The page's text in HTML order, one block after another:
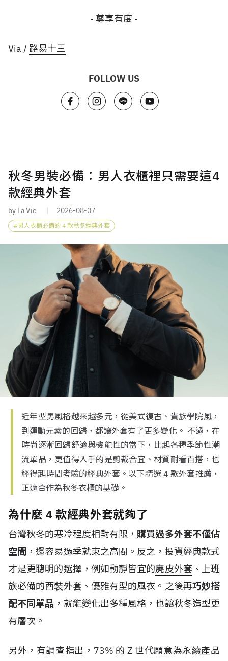
- 尊享有度 -
Via / 路易十三
FOLLOW US
秋冬男裝必備：男人衣櫃裡只需要這4
款經典外套
by La Vie 2026-08-07
男人衣櫃必備的 4 款秋冬經典外套
近年型男風格越來越多元，從美式復古、貴族學院風，
到運動元素的回歸，都讓外套有了更多變化。 不過，在
時尚逐漸回歸舒適與機能性的當下，比起各種季節性潮
流單品，更值得入手的是剪裁合宜、材質耐看百搭，也
經得起時間考驗的經典外套。以下精選 4 款外套推薦，
正適合作為秋冬衣櫃的基礎。
為什麼 4 款經典外套就夠了
台灣秋冬的寒冷程度相對有限， 購買過多外套不僅佔
空間 ，還容易過季就束之高閣。反之，投資經典款式
才是更聰明的選擇，例如動靜皆宜的麂皮外套、上班
族必備的西裝外套、優雅有型的風衣。之後再巧妙搭
配不同單品 ，就能變化出多種風格，也讓秋冬造型更
有層次。
另外，有調查指出， 73% 的 Z 世代願意為永續產品